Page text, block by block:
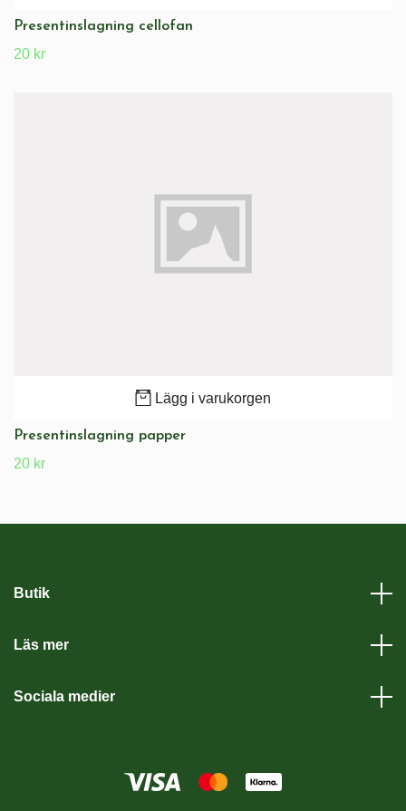
Presentinslagning cellofan
20 kr
Lägg i varukorgen
Presentinslagning papper
20 kr
Butik
Läs mer
Sociala medier